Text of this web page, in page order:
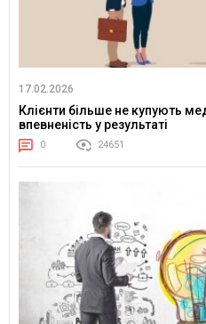
17.02.2026
Клієнти більше не купують
впевненість у результаті
0 24651